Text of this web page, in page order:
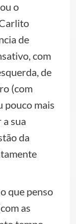
o
de
com
de
(com
pouco mais
sua
da
que penso
as